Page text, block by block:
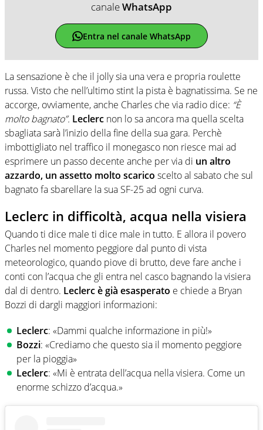
canaleWhatsApp
Entra nel canale WhatsApp
La sensazione è che il jolly sia una vera e propria roulette
russa. Visto che nell’ultimo stint la pista è bagnatissima. Se ne
accorge, ovviamente, anche Charles che via radio dice: “È
molto bagnato”. Leclerc non lo sa ancora ma quella scelta
sbagliata sarà l’inizio della fine della sua gara. Perchè
imbottigliato nel traffico il monegasco non riesce mai ad
esprimere un passo decente anche per via di un altro
azzardo, un assetto molto scarico scelto al sabato che sul
bagnato fa sbarellare la sua SF-25 ad ogni curva.
Leclerc in difficoltà, acqua nella visiera
Quando ti dice male ti dice male in tutto. E allora il povero
Charles nel momento peggiore dal punto di vista
meteorologico, quando piove di brutto, deve fare anche i
conti con l’acqua che gli entra nel casco bagnando la visiera
dal di dentro. Leclerc è già esasperato e chiede a Bryan
Bozzi di dargli maggiori informazioni:
Leclerc: «Dammi qualche informazione in più!»
Bozzi: «Crediamo che questo sia il momento peggiore
per la pioggia»
Leclerc: «Mi è entrata dell’acqua nella visiera. Come un
enorme schizzo d’acqua.»